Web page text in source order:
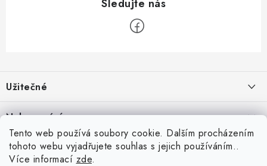
Tento web používá soubory cookie. Dalším procházením
tohoto webu vyjadřujete souhlas s jejich používáním..
Více informací zde.
p
a
Užitečné
Kontakt
Věrnostní program
Inspirujte se zákazníky
Nakupování
Jak nakupovat
Vrácení zboží
Blog